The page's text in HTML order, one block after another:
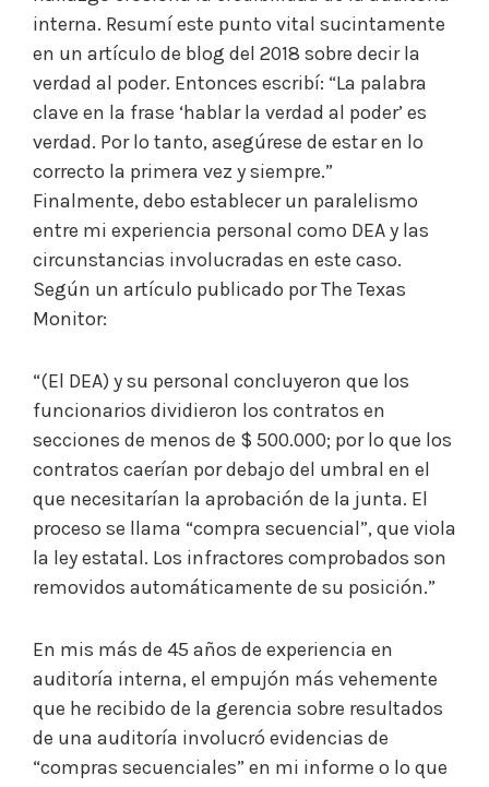
interna. Resumí este punto vital sucintamente
en un artículo de blog del 2018 sobre decir la
verdad al poder. Entonces escribí: “La palabra
clave en la frase ‘hablar la verdad al poder’ es
verdad. Por lo tanto, asegúrese de estar en lo
correcto la primera vez y siempre.”
Finalmente, debo establecer un paralelismo
entre mi experiencia personal como DEA y las
circunstancias involucradas en este caso.
Según un artículo publicado por The Texas
Monitor:
“(El DEA) y su personal concluyeron que los
funcionarios dividieron los contratos en
secciones de menos de $ 500.000; por lo que los
contratos caerían por debajo del umbral en el
que necesitarían la aprobación de la junta. El
proceso se llama “compra secuencial”, que viola
la ley estatal. Los infractores comprobados son
removidos automáticamente de su posición.”
En mis más de 45 años de experiencia en
auditoría interna, el empujón más vehemente
que he recibido de la gerencia sobre resultados
de una auditoría involucró evidencias de
“compras secuenciales” en mi informe o lo que